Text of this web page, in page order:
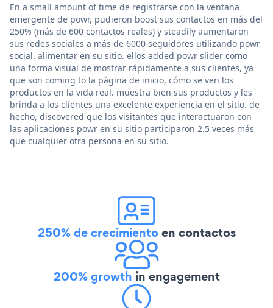
En a small amount of time de registrarse con la ventana
emergente de powr, pudieron boost sus contactos en más del
250% (más de 600 contactos reales) y steadily aumentaron
sus redes sociales a más de 6000 seguidores utilizando powr
social. alimentar en su sitio. ellos added powr slider como
una forma visual de mostrar rápidamente a sus clientes, ya
que son coming to la página de inicio, cómo se ven los
productos en la vida real. muestra bien sus productos y les
brinda a los clientes una excelente experiencia en el sitio. de
hecho, discovered que los visitantes que interactuaron con
las aplicaciones powr en su sitio participaron 2.5 veces más
que cualquier otra persona en su sitio.
250% de crecimientoen contactos
200% growth in engagement